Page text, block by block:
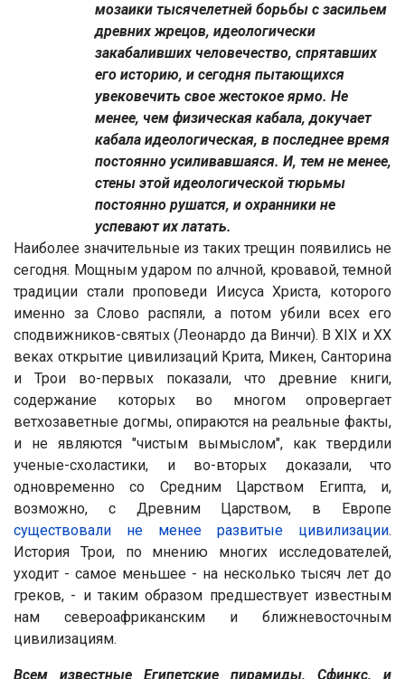
мозаики тысячелетней борьбы с засильем
древних жрецов, идеологически
закабаливших человечество, спрятавших
его историю, и сегодня пытающихся
увековечить свое жестокое ярмо. Не
менее, чем физическая кабала, докучает
кабала идеологическая, в последнее время
постоянно усиливавшаяся. И, тем не менее,
стены этой идеологической тюрьмы
постоянно рушатся, и охранники не
успевают их латать.
Наиболее значительные из таких трещин появились не
сегодня. Мощным ударом по алчной, кровавой, темной
традиции стали проповеди Иисуса Христа, которого
именно за Слово распяли, а потом убили всех его
сподвижников-святых (Леонардо да Винчи). В XIX и XX
веках открытие цивилизаций Крита, Микен, Санторина
и Трои во-первых показали, что древние книги,
содержание которых во многом опровергает
ветхозаветные догмы, опираются на реальные факты,
и не являются "чистым вымыслом", как твердили
ученые-схоластики, и во-вторых доказали, что
одновременно со Средним Царством Египта, и,
возможно, с Древним Царством, в Европе
существовали не менее развитые цивилизации.
История Трои, по мнению многих исследователей,
уходит - самое меньшее - на несколько тысяч лет до
греков, - и таким образом предшествует известным
нам североафриканским и ближневосточным
цивилизациям.
Всем известные Египетские пирамиды, Сфинкс, и